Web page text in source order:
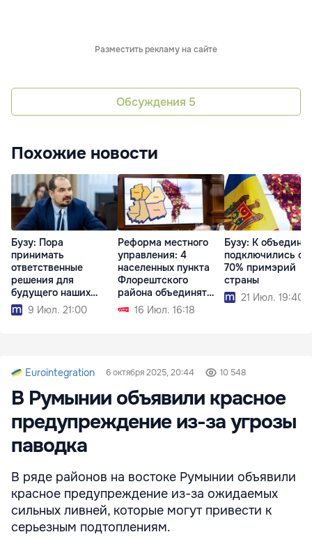
Разместить рекламу на сайте
Обсуждения 5
Похожие новости
Бузу: Пора
принимать
ответственные
решения для
будущего наших
населённых пунктов
9 Июл. 21:00
Реформа местного
управления: 4
населенных пункта
Флорештского
района объединят
мэрии16 Июл. 16:18
Бузу: К
подключились
70% примэрий
страны
21 Июл. 19:40
Eurointegration 6 октября 2025, 20:44 10 548
В Румынии объявили красное
предупреждение из-за угрозы
паводка
В ряде районов на востоке Румынии объявили
красное предупреждение из-за ожидаемых
сильных ливней, которые могут привести к
серьезным подтоплениям.